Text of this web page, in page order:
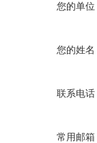
您的单位
您的姓名
联系电话
常用邮箱